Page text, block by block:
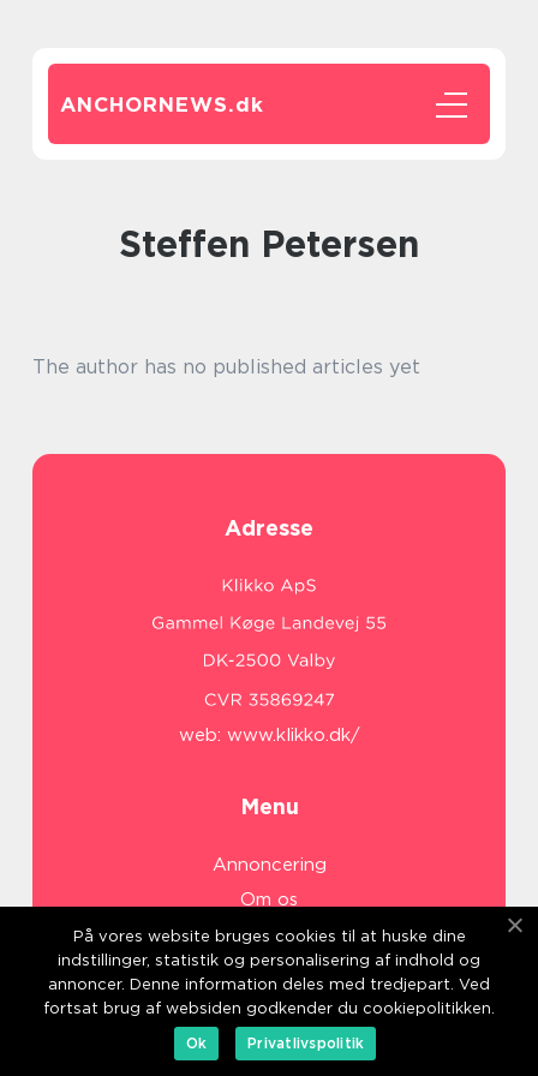
ANCHORNEWS.dk
Steffen Petersen
The author has no published articles yet
Adresse
web: www.klikko.dk/
Menu
Annoncering
Om os
Cookies
Kontakt os
Sitemap
På vores website bruges cookies til at huske dine
indstillinger, statistik og personalisering af indhold og
annoncer. Denne information deles med tredjepart. Ved
fortsat brug af websiden godkender du cookiepolitikken.
Ok
Privatlivspolitik